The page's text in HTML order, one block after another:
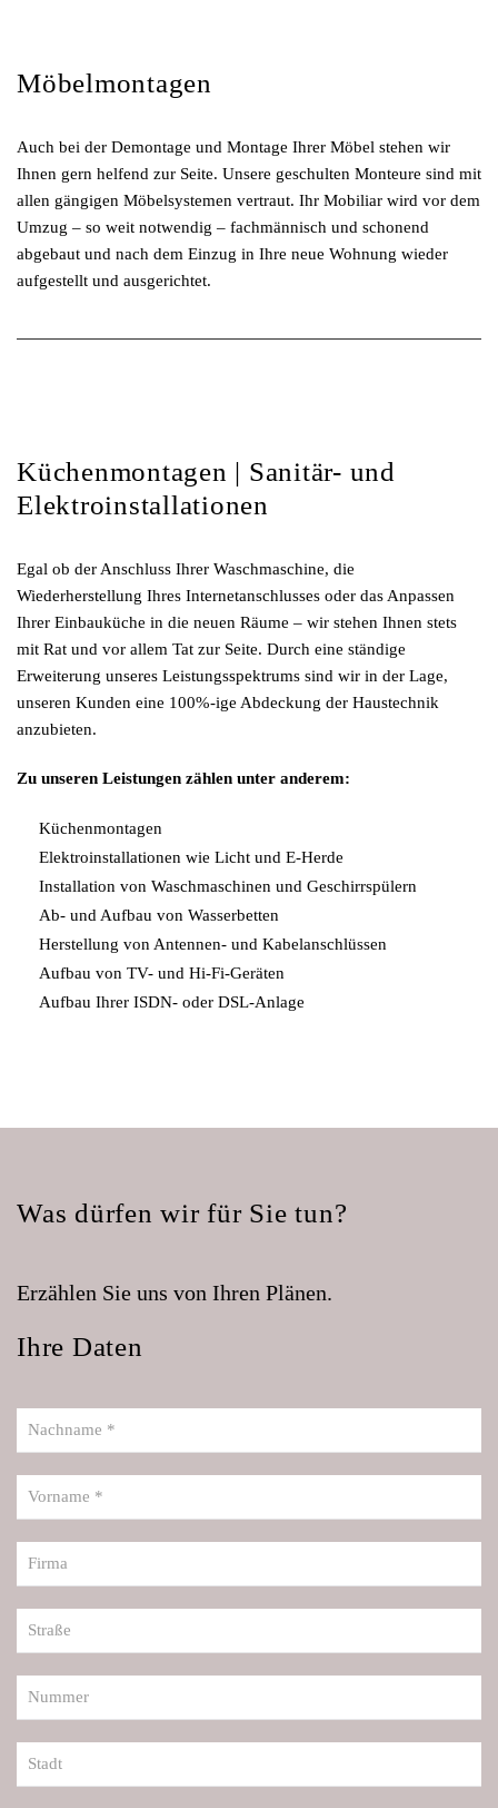
Möbelmontagen
Auch bei der Demontage und Montage Ihrer Möbel stehen wir
Ihnen gern helfend zur Seite. Unsere geschulten Monteure sind mit
allen gängigen Möbelsystemen vertraut. Ihr Mobiliar wird vor dem
Umzug – so weit notwendig – fachmännisch und schonend
abgebaut und nach dem Einzug in Ihre neue Wohnung wieder
aufgestellt und ausgerichtet.
Küchenmontagen | Sanitär- und
Elektroinstallationen
Egal ob der Anschluss Ihrer Waschmaschine, die
Wiederherstellung Ihres Internetanschlusses oder das Anpassen
Ihrer Einbauküche in die neuen Räume – wir stehen Ihnen stets
mit Rat und vor allem Tat zur Seite. Durch eine ständige
Erweiterung unseres Leistungsspektrums sind wir in der Lage,
unseren Kunden eine 100%-ige Abdeckung der Haustechnik
anzubieten.
Zu unseren Leistungen zählen unter anderem:
Küchenmontagen
Elektroinstallationen wie Licht und E-Herde
Installation von Waschmaschinen und Geschirrspülern
Ab- und Aufbau von Wasserbetten
Herstellung von Antennen- und Kabelanschlüssen
Aufbau von TV- und Hi-Fi-Geräten
Aufbau Ihrer ISDN- oder DSL-Anlage
Was dürfen wir für Sie tun?
Erzählen Sie uns von Ihren Plänen.
Ihre Daten
Nachname *
Vorname *
Firma
Straße
Nummer
Stadt